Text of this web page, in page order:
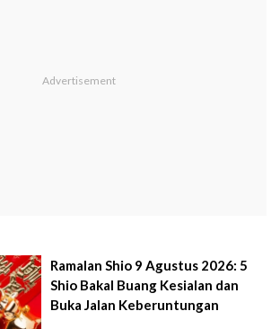
Ramalan Shio 9 Agustus 2026: 5
Shio Bakal Buang Kesialan dan
Buka Jalan Keberuntungan